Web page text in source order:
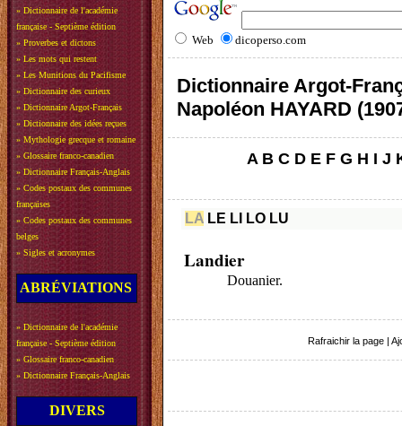
» Dictionnaire de l'académie
française - Septième édition
» Proverbes et dictons
» Les mots qui restent
» Les Munitions du Pacifisme
» Dictionnaire des curieux
» Dictionnaire Argot-Français
» Dictionnaire des idées reçues
» Mythologie grecque et romaine
» Glossaire franco-canadien
» Dictionnaire Français-Anglais
» Codes postaux des communes
françaises
» Codes postaux des communes
belges
» Sigles et acronymes
ABRÉVIATIONS
» Dictionnaire de l'académie
française - Septième édition
» Glossaire franco-canadien
» Dictionnaire Français-Anglais
DIVERS
Web dicoperso.com
Dictionnaire Argot-
Napoléon HAYARD
A B C D E F G H I J
LA LE LI LO LU
Landier
Douanier.
Rafraichir la page